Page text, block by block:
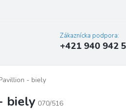
Zákaznícka podpora:
+421 940 942
- biely
biely 070/516